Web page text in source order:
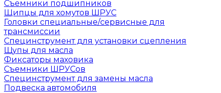
Съемники подшипников
Щипцы для хомутов ШРУС
Головки специальные/сервисные для
трансмиссии
Специнструмент для установки сцепления
Щупы для масла
Фиксаторы маховика
Съемники ШРУСов
Специнструмент для замены масла
Подвеска автомобиля